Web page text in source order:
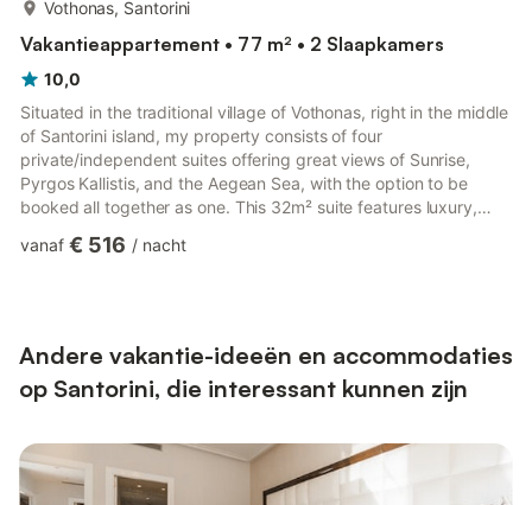
Vothonas, Santorini
Vakantieappartement • 77 m² • 2 Slaapkamers
10,0
Situated in the traditional village of Vothonas, right in the middle
of Santorini island, my property consists of four
private/independent suites offering great views of Sunrise,
Pyrgos Kallistis, and the Aegean Sea, with the option to be
booked all together as one. This 32m² suite features luxury,
design and decoration. Catered by Greek Hospitality, handy
vanaf € 516 / nacht
Andere vakantie-ideeën en accommodaties
op Santorini, die interessant kunnen zijn